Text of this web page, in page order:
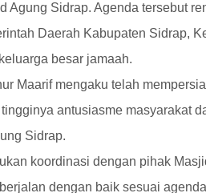
Agung Sidrap. Agenda tersebut
Daerah Kabupaten Sidrap,
besar jamaah.
Maarif mengaku telah
antusiasme masyarakat
Sidrap.
koordinasi dengan pihak
dengan baik sesuai